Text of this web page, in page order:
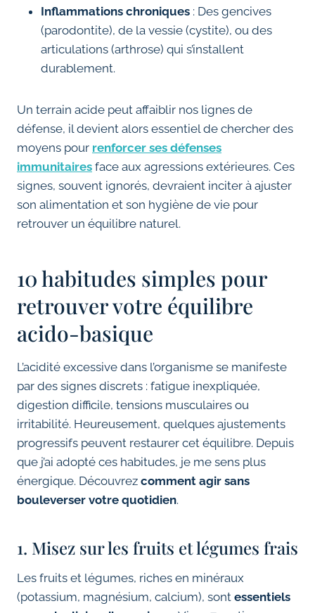
Inflammations chroniques : Des gencives
(parodontite), de la vessie (cystite), ou des
articulations (arthrose) qui s’installent
durablement.
Un terrain acide peut affaiblir nos lignes de
défense, il devient alors essentiel de chercher des
moyens pour renforcer ses défenses
immunitaires face aux agressions extérieures. Ces
signes, souvent ignorés, devraient inciter à ajuster
son alimentation et son hygiène de vie pour
retrouver un équilibre naturel.
10 habitudes simples pour
retrouver votre équilibre
acido-basique
L’acidité excessive dans l’organisme se manifeste
par des signes discrets : fatigue inexpliquée,
digestion difficile, tensions musculaires ou
irritabilité. Heureusement, quelques ajustements
progressifs peuvent restaurer cet équilibre. Depuis
que j’ai adopté ces habitudes, je me sens plus
énergique. Découvrez comment agir sans
bouleverser votre quotidien.
1. Misez sur les fruits et légumes frais
Les fruits et légumes, riches en minéraux
(potassium, magnésium, calcium), sont essentiels